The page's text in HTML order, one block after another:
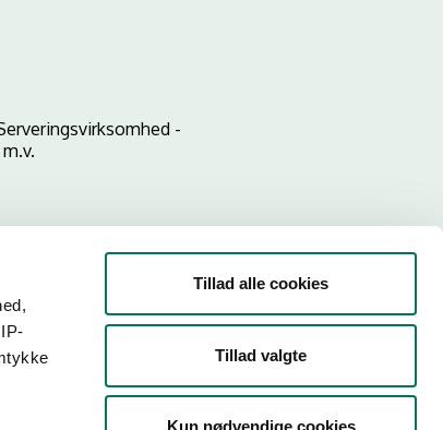
Tillad alle cookies
Tillad valgte
Kun nødvendige cookies
-